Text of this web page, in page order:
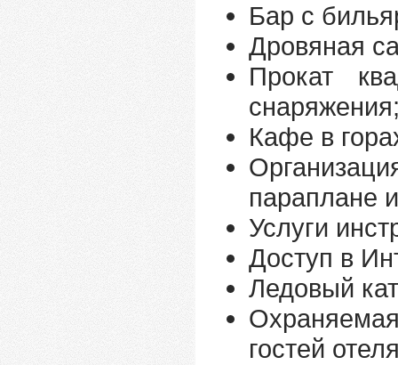
Бар с
Дровяная
Прокат
Кафе в
параплане
Услуги
Доступ в
Ледовый
гостей